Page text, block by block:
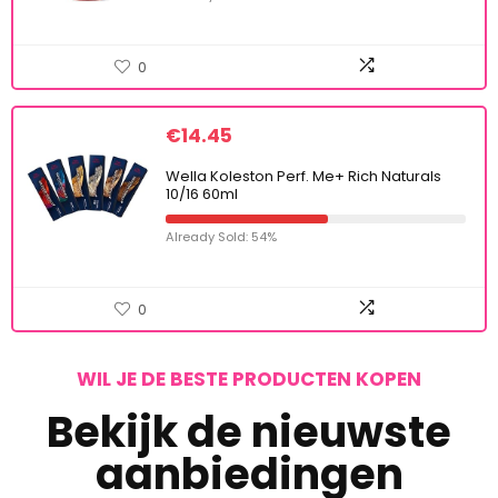
0
€14.45
Wella Koleston Perf. Me+ Rich Naturals
10/16 60ml
Already Sold: 54%
0
WIL JE DE BESTE PRODUCTEN KOPEN
Bekijk de nieuwste
aanbiedingen